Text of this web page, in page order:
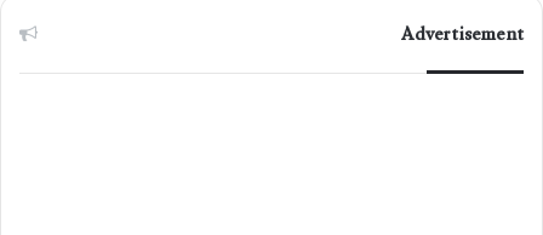
Advertisement